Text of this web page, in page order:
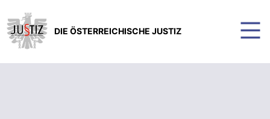
DIE ÖSTERREICHISCHE JUSTIZ